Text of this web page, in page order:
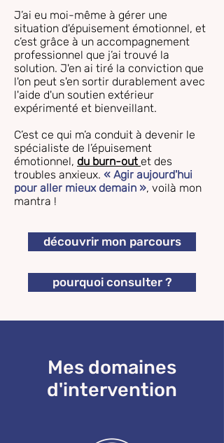
J’ai eu moi-même à gérer une
situation d'épuisement émotionnel, et
c’est grâce à un accompagnement
professionnel que j’ai trouvé la
solution. J'en ai tiré la conviction que
l'on peut s'en sortir durablement avec
l'aide d'un soutien extérieur
expérimenté et bienveillant.
C’est ce qui m’a conduit à devenir le
spécialiste de l’épuisement
émotionnel, du burn-out et des
troubles anxieux. « Agir aujourd'hui
pour aller mieux demain », voilà mon
mantra !
découvrir mon parcours
pourquoi consulter ?
Mes domaines
d'intervention